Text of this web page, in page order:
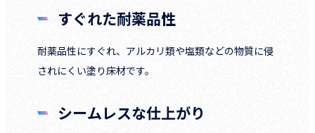
すぐれた耐薬品性
耐薬品性にすぐれ、アルカリ類や塩類などの物質に侵
されにくい塗り床材です。
シームレスな仕上がり